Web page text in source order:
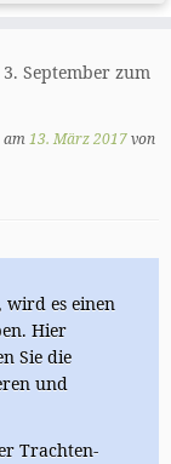
September zum
am13. März 2017von
wird es einen
Hier
Sie die
und
Trachten-